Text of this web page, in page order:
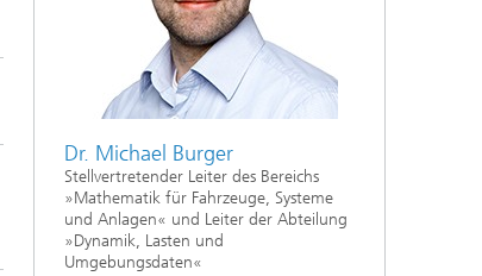
Dr. Michael Burger
Stellvertretender Leiter des Bereichs
»Mathematik für Fahrzeuge, Systeme
und Anlagen« und Leiter der Abteilung
»Dynamik, Lasten und
Umgebungsdaten«